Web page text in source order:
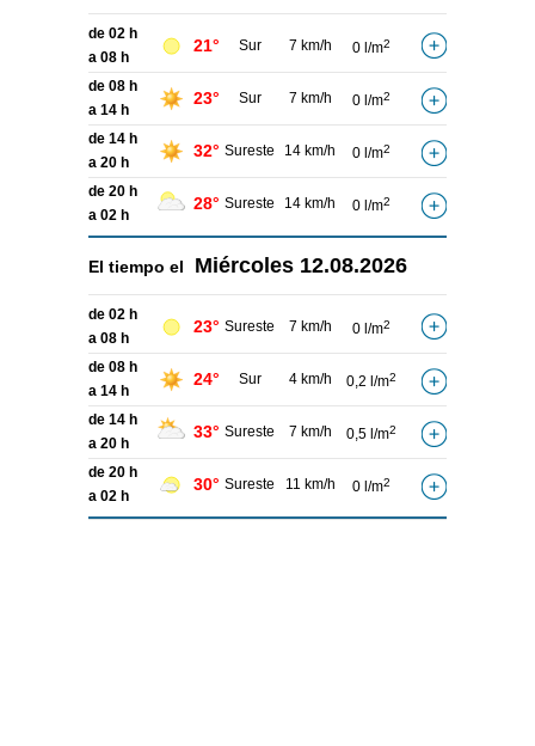
de 02 h
a 08 h
21° Sur 7 km/h 0 l/m2
de 08 h
a 14 h
23° Sur 7 km/h 0 l/m2
de 14 h
a 20 h
32° Sureste 14 km/h 0 l/m2
de 20 h
a 02 h
28° Sureste 14 km/h 0 l/m2
El tiempo el Miércoles 12.08.2026
de 02 h
a 08 h
23° Sureste 7 km/h 0 l/m2
de 08 h
a 14 h
24° Sur 4 km/h 0,2 l/m2
de 14 h
a 20 h
33° Sureste 7 km/h 0,5 l/m2
de 20 h
a 02 h
30° Sureste 11 km/h 0 l/m2